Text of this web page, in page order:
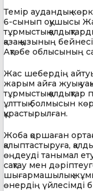
Темір аудандық
6-сынып оқушысы
тұрмыстық
қазақ қызының
Ақтөбе облысының
Жас шебердің
жарым айға жуық
тұрмыстық
ұлттық болмысын
құрастырылған.
Жоба қоршаған
қалыптастыруға,
өңдеуді танымал
сақтау мен
шығармашылық
өнердің үйлесімді